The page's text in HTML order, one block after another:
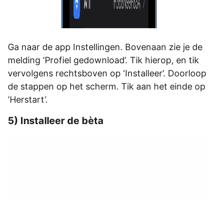
Ga naar de app Instellingen. Bovenaan zie je de
melding ‘Profiel gedownload’. Tik hierop, en tik
vervolgens rechtsboven op ‘Installeer’. Doorloop
de stappen op het scherm. Tik aan het einde op
‘Herstart’.
5) Installeer de bèta